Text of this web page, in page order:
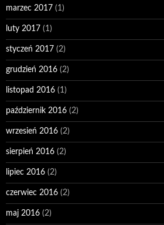
marzec 2017 (1)
luty 2017 (1)
styczeń 2017 (2)
grudzień 2016 (2)
listopad 2016 (1)
październik 2016 (2)
wrzesień 2016 (2)
sierpień 2016 (2)
lipiec 2016 (2)
czerwiec 2016 (2)
maj 2016 (2)